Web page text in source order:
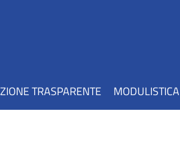
TRASPARENTE MODULISTICA